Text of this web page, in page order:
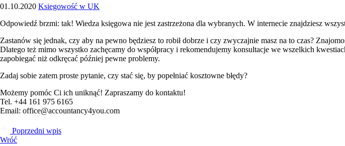
01.10.2020 Ksiegowość w UK
Odpowiedź brzmi: tak! Wiedza księgowa nie jest zastrzeżona dla wybranych. W internecie znajdziesz
Zastanów się jednak, czy aby na pewno będziesz to robił dobrze i czy zwyczajnie masz na to czas?
Dlatego też mimo wszystko zachęcamy do współpracy i rekomendujemy konsultacje we wszelkich
zapobiegać niż odkręcać później pewne problemy.
Zadaj sobie zatem proste pytanie, czy stać się, by popełniać kosztowne błędy?
Możemy pomóc Ci ich uniknąć! Zapraszamy do kontaktu!
Tel. +44 161 975 6165
Email: office@accountancy4you.com
Poprzedni wpis
Wróć